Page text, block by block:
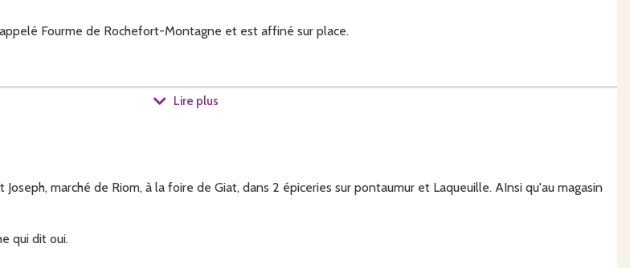
Fourme de Rochefort-Montagne et est affiné sur place.
Lire plus
marché de Riom, à la foire de Giat, dans 2 épiceries sur pontaumur et Laqueuille. AInsi qu'au magasin
qui dit oui.